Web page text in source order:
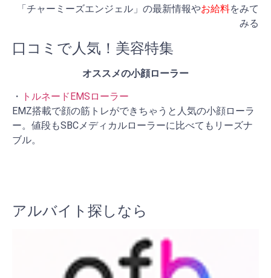
「チャーミーズエンジェル」の最新情報やお給料をみて
みる
口コミで人気！美容特集
オススメの小顔ローラー
・
トルネードEMSローラー
EMZ搭載で顔の筋トレができちゃうと人気の小顔ローラ
ー。値段もSBCメディカルローラーに比べてもリーズナ
ブル。
アルバイト探しなら